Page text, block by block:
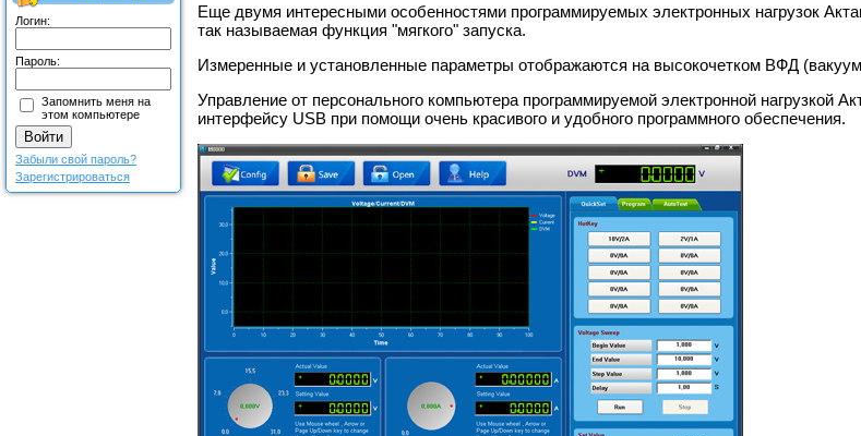
Логин:
Пароль:
Запомнить меня на
этом компьютере
Забыли свой пароль?
Зарегистрироваться
Еще двумя интересными особенностями программируемых электронных нагрузок
так называемая функция "мягкого" запуска.
Измеренные и установленные параметры отображаются на высокочетком ВФД
Управление от персонального компьютера программируемой электронной нагрузкой
интерфейсу USB при помощи очень красивого и удобного программного обеспечения.